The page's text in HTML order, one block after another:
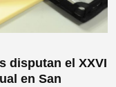
disputan el XXVI
en San